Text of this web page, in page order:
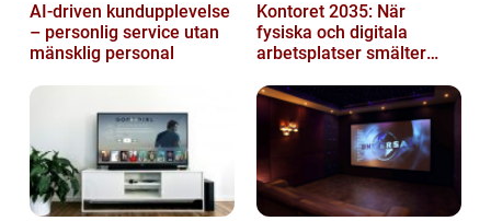
AI-driven kundupplevelse
– personlig service utan
mänsklig personal
Kontoret 2035: När
fysiska och digitala
arbetsplatser smälter